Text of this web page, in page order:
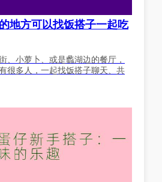
地方可以找饭搭子一起吃
、小萝卜、或是蠡湖边的餐厅，
很多人，一起找饭搭子聊天、共